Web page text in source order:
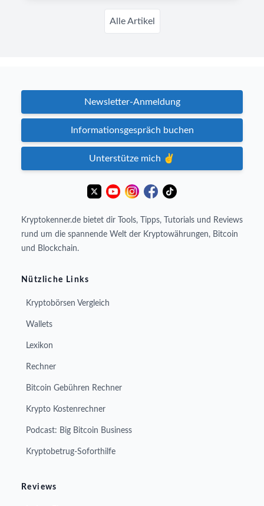
Alle Artikel
Newsletter-Anmeldung
Informationsgespräch buchen
Unterstütze mich ✌️
Kryptokenner.de bietet dir Tools, Tipps, Tutorials und Reviews
rund um die spannende Welt der Kryptowährungen, Bitcoin
und Blockchain.
Nützliche Links
Kryptobörsen Vergleich
Wallets
Lexikon
Rechner
Bitcoin Gebühren Rechner
Krypto Kostenrechner
Podcast: Big Bitcoin Business
Kryptobetrug-Soforthilfe
Reviews